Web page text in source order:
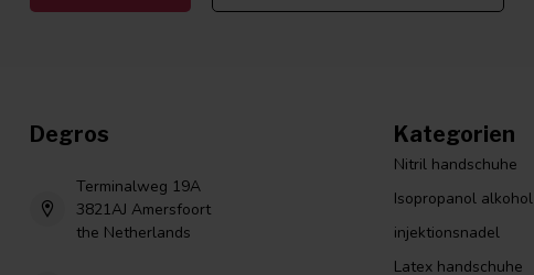
Degros
Terminalweg 19A
3821AJ Amersfoort
the Netherlands
Kategorien
Nitril handschuhe
Isopropanol alkohol
injektionsnadel
Latex handschuhe